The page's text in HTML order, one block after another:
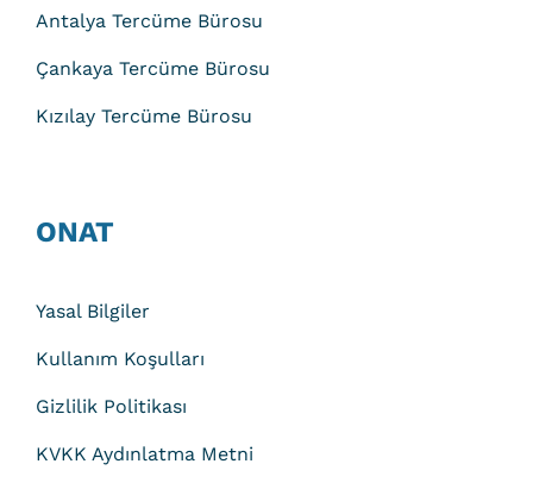
Antalya Tercüme Bürosu
Çankaya Tercüme Bürosu
Kızılay Tercüme Bürosu
ONAT
Yasal Bilgiler
Kullanım Koşulları
Gizlilik Politikası
KVKK Aydınlatma Metni